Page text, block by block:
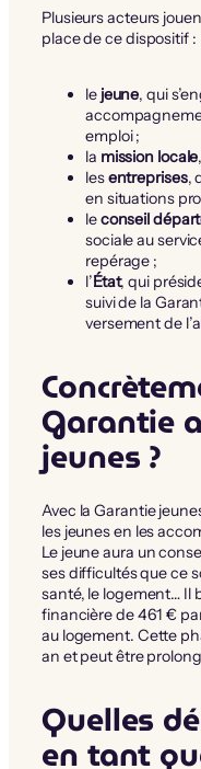
Plusieurs acteurs
place de ce dispositif :
le jeune, qui
emploi ;
la mission locale
lesentreprises,
en situations
leconseil
sociale au
repérage ;
l’État, qui
suivi de la
versement de
Garantie
jeunes ?
Avec la Garantie
les jeunes en les
Le jeune aura un
ses difficultés que ce
santé, le logement… Il
financière de 461 €
au logement. Cette
an et peut être
Quelles
en tant